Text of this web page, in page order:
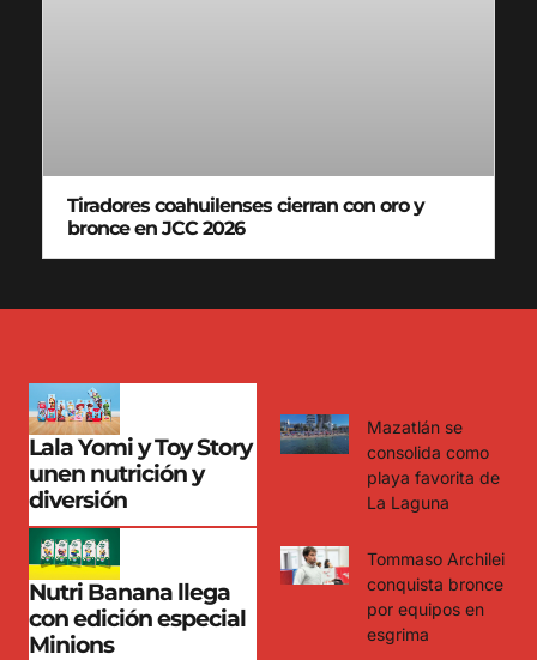
Tiradores coahuilenses cierran con oro y
bronce en JCC 2026
Lala Yomi y Toy Story
unen nutrición y
diversión
Nutri Banana llega
con edición especial
Minions
Mazatlán se
consolida como
playa favorita de
La Laguna
Tommaso Archilei
conquista bronce
por equipos en
esgrima